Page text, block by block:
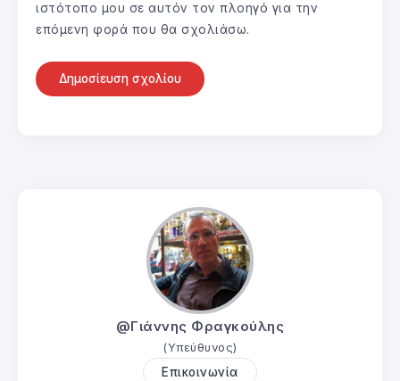
ιστότοπο μου σε αυτόν τον πλοηγό για την
επόμενη φορά που θα σχολιάσω.
@Γιάννης Φραγκούλης
(Υπεύθυνος)
Επικοινωνία